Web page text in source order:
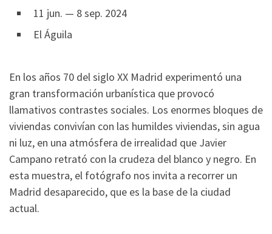
11 jun. — 8 sep. 2024
El Águila
En los años 70 del siglo XX Madrid experimentó una
gran transformación urbanística que provocó
llamativos contrastes sociales. Los enormes bloques de
viviendas convivían con las humildes viviendas, sin agua
ni luz, en una atmósfera de irrealidad que Javier
Campano retrató con la crudeza del blanco y negro. En
esta muestra, el fotógrafo nos invita a recorrer un
Madrid desaparecido, que es la base de la ciudad
actual.